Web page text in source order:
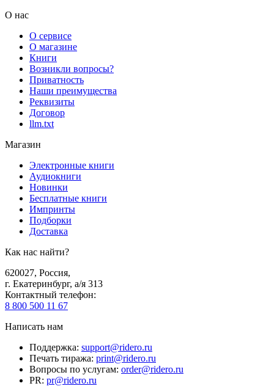
О нас
О сервисе
О магазине
Книги
Возникли вопросы?
Приватность
Наши преимущества
Реквизиты
Договор
llm.txt
Магазин
Электронные книги
Аудиокниги
Новинки
Бесплатные книги
Импринты
Подборки
Доставка
Как нас найти?
620027, Россия,
г. Екатеринбург, а/я 313
Контактный телефон:
8 800 500 11 67
Написать нам
Поддержка: support@ridero.ru
Печать тиража: print@ridero.ru
Вопросы по услугам: order@ridero.ru
PR: pr@ridero.ru